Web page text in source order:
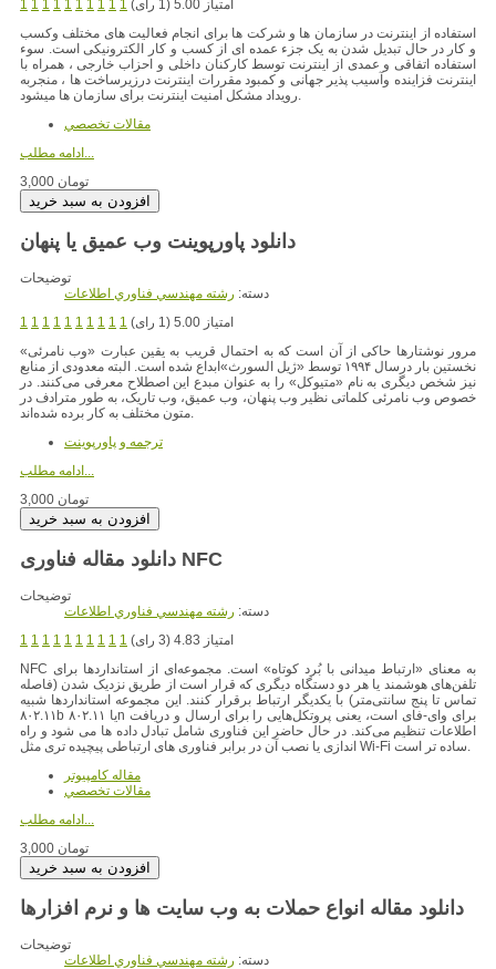
1 1 1 1 1 1 1 1 1 1
امتیاز 5.00 (1 رای)
استفاده از اینترنت در سازمان ها و شرکت ها برای انجام فعالیت های مختلف وکسب
و کار در حال تبدیل شدن به یک جزء عمده ای از کسب و کار الکترونیکی است. سوء
استفاده اتفاقی و عمدی از اینترنت توسط کارکنان داخلی و احزاب خارجی ، همراه با
اینترنت فزاینده وآسیب پذیر جهانی و کمبود مقررات اینترنت درزیرساخت ها ، منجربه
رویداد مشکل امنیت اینترنت برای سازمان ها میشود.
مقالات تخصصي
ادامه مطلب...
3,000 تومان
دانلود پاورپوینت وب عمیق یا پنهان
توضیحات
دسته: رشته مهندسي فناوري اطلاعات
1 1 1 1 1 1 1 1 1 1
امتیاز 5.00 (1 رای)
مرور نوشتارها حاکی از آن است که به احتمال قریب به یقین عبارت «وب نامرئی»
نخستین بار درسال ۱۹۹۴ توسط «ژیل السورث»ابداع شده است. البته معدودی از منابع
نیز شخص دیگری به نام «متیوکل» را به عنوان مبدع این اصطلاح معرفی می‌کنند. در
خصوص وب نامرئی کلماتی نظیر وب پنهان،‌ وب عمیق، وب تاریک، به طور مترادف در
متون مختلف به کار برده شده‌اند.
ترجمه و پاورپوينت
ادامه مطلب...
3,000 تومان
دانلود مقاله فناوری NFC
توضیحات
دسته: رشته مهندسي فناوري اطلاعات
1 1 1 1 1 1 1 1 1 1
امتیاز 4.83 (3 رای)
NFC به معنای «ارتباط میدانی با بُرد کوتاه» است. مجموعه‌ای از استانداردها برای
تلفن‌های هوشمند یا هر دو دستگاه دیگری که قرار است از طریق نزدیک شدن (فاصله
تماس تا پنج سانتی‌متر) با یکدیگر ارتباط برقرار کنند. این مجموعه استانداردها شبیه
۸۰۲.۱۱b یا ۸۰۲.۱۱n برای وای-فای است، یعنی پروتکل‌هایی را برای ارسال و دریافت
اطلاعات تنظیم می‌کند. در حال حاضر این فناوری شامل تبادل داده ها می شود و راه
اندازی یا نصب آن در برابر فناوری های ارتباطی پیچیده تری مثل Wi-Fi ساده تر است.
مقاله کامپیوتر
مقالات تخصصي
ادامه مطلب...
3,000 تومان
دانلود مقاله انواع حملات به وب سایت ها و نرم افزارها
توضیحات
دسته: رشته مهندسي فناوري اطلاعات